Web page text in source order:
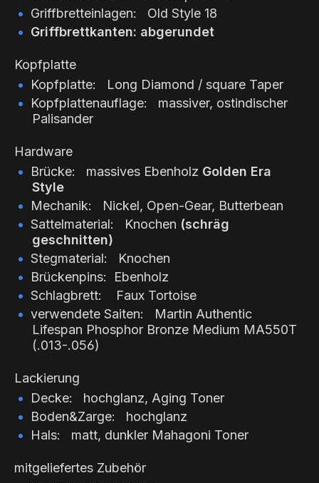
Griffbretteinlagen: Old Style 18
Griffbrettkanten: abgerundet
Kopfplatte
Kopfplatte: Long Diamond / square Taper
Kopfplattenauflage: massiver, ostindischer
Palisander
Hardware
Brücke: massives Ebenholz Golden Era
Style
Mechanik: Nickel, Open-Gear, Butterbean
Sattelmaterial: Knochen (schräg
geschnitten)
Stegmaterial: Knochen
Brückenpins: Ebenholz
Schlagbrett: Faux Tortoise
verwendete Saiten: Martin Authentic
Lifespan Phosphor Bronze Medium MA550T
(.013-.056)
Lackierung
Decke: hochglanz, Aging Toner
Boden&Zarge: hochglanz
Hals: matt, dunkler Mahagoni Toner
mitgeliefertes Zubehör